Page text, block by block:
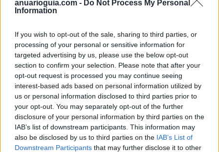
anuarioguia.com - Do Not Process My Personal
Information
If you wish to opt-out of the sale, sharing to third parties, or
processing of your personal or sensitive information for
targeted advertising by us, please use the below opt-out
section to confirm your selection. Please note that after your
opt-out request is processed you may continue seeing
interest-based ads based on personal information utilized by
us or personal information disclosed to third parties prior to
your opt-out. You may separately opt-out of the further
disclosure of your personal information by third parties on the
IAB’s list of downstream participants. This information may
also be disclosed by us to third parties on the IAB’s List of
Downstream Participants that may further disclose it to other
Alicante/Alacant (Alicante)
Ver más
2973